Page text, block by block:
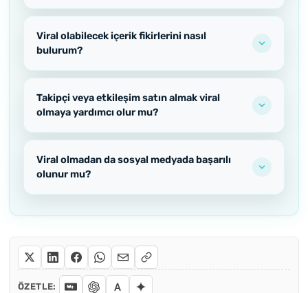
Viral olabilecek içerik fikirlerini nasıl
bulurum?
Takipçi veya etkileşim satın almak viral
olmaya yardımcı olur mu?
Viral olmadan da sosyal medyada başarılı
olunur mu?
ÖZETLE: